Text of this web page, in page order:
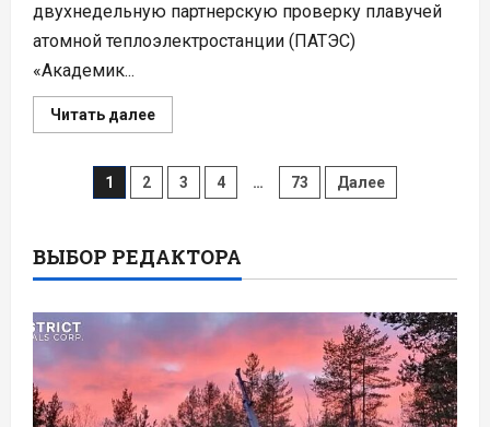
двухнедельную партнерскую проверку плавучей
атомной теплоэлектростанции (ПАТЭС)
«Академик...
Читать далееПрочитать
больше
АЭС
выявила
работе
ПАТЭС
«Академик
Пагинация
1 2 3 4 … 73 Далее
ВЫБОР РЕДАКТОРА